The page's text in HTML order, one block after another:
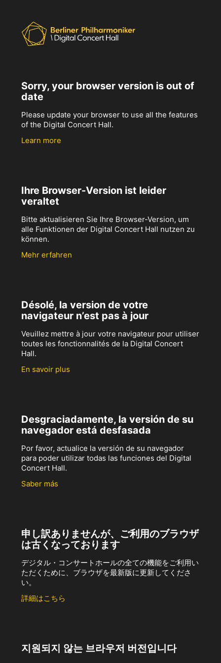
Sorry, your browser version is out of
date
Please update your browser to use all the features
of the Digital Concert Hall.
Learn more
Ihre Browser-Version ist leider
veraltet
Bitte aktualisieren Sie Ihre Browser-Version, um
alle Funktionen der Digital Concert Hall nutzen zu
können.
Mehr erfahren
Désolé, la version de votre
navigateur n’est pas à jour
Veuillez mettre à jour votre navigateur pour utiliser
toutes les fonctionnalités de la Digital Concert
Hall.
En savoir plus
Desgraciadamente, la versión de su
navegador está desfasada
Por favor, actualice la versión de su navegador
para poder utilizar todas las funciones del Digital
Concert Hall.
Saber más
申し訳ありませんが、ご利用のブラウザ
は古くなっております
デジタル・コンサートホールの全ての機能をご利用い
ただくために、ブラウザを最新版に更新してくださ
い。
詳細はこちら
지원되지 않는 브라우저 버전입니다